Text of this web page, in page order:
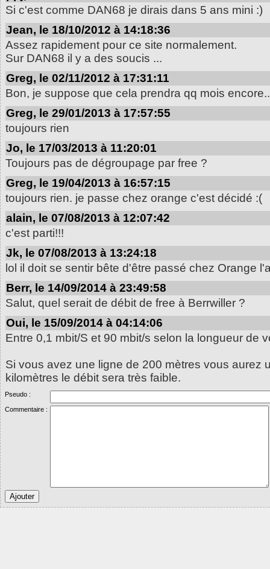
Si c'est comme DAN68 je dirais dans 5 ans mini :)
Jean, le 18/10/2012 à 14:18:36
Assez rapidement pour ce site normalement.
Sur DAN68 il y a des soucis ...
Greg, le 02/11/2012 à 17:31:11
Bon, je suppose que cela prendra qq mois
Greg, le 29/01/2013 à 17:57:55
toujours rien
Jo, le 17/03/2013 à 11:20:01
Toujours pas de dégroupage par free ?
Greg, le 19/04/2013 à 16:57:15
toujours rien. je passe chez orange c'est décidé :(
alain, le 07/08/2013 à 12:07:42
c'est parti!!!
Jk, le 07/08/2013 à 13:24:18
lol il doit se sentir bête d'être passé chez Orange
Berr, le 14/09/2014 à 23:49:58
Salut, quel serait de débit de free à Berrwiller ?
Oui, le 15/09/2014 à 04:14:06
Entre 0,1 mbit/S et 90 mbit/s selon la longueur de
Si vous avez une ligne de 200 mètres vous aurez
kilomètres le débit sera très faible.
Pseudo :
Commentaire :